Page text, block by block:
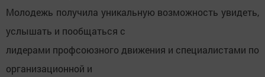
Молодежь получила уникальную возможность увидеть,
услышать и пообщаться с
лидерами профсоюзного движения и специалистами по
организационной и